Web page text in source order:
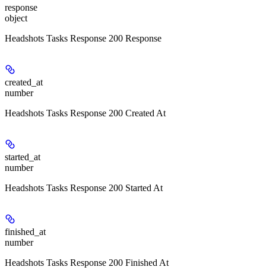
response
object
Headshots Tasks Response 200 Response
created_at
number
Headshots Tasks Response 200 Created At
started_at
number
Headshots Tasks Response 200 Started At
finished_at
number
Headshots Tasks Response 200 Finished At